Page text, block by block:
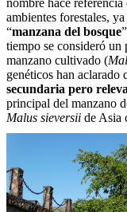
nombre hace referencia
ambientes forestales,
“manzana del bosque
tiempo se consideró un
manzano cultivado (
genéticos han aclarado
secundaria pero
principal del manzano
Malus sieversii de Asia